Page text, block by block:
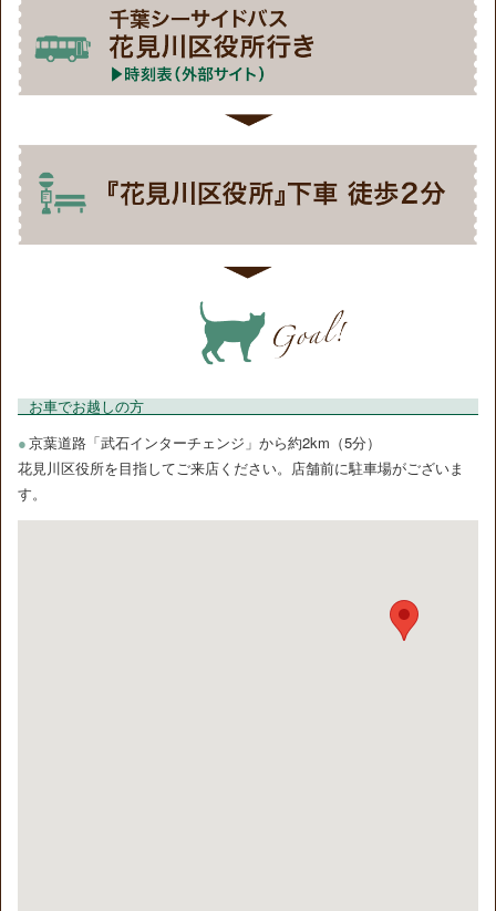
お車でお越しの方
●京葉道路「武石インターチェンジ」から約2km（5分）
花見川区役所を目指してご来店ください。店舗前に駐車場がございま
す。